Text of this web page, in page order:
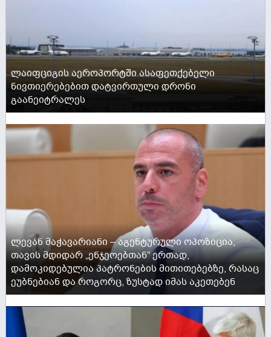
ლაიფციგის აეროპორტში ასაფეთქებელი
ნივთიერებებით დატვირთული დრონი
გაანეიტრალეს
ლევან მაჭავარიანი – აგენტურული ოპოზიცია,
თავის მდიდარ „ენჯეოებთან“ ერთად,
დამოკიდებულია პატრონების მითითებებზე, რასაც
ეუბნებიან და როგორც, ზუსტად იმას აკეთებენ